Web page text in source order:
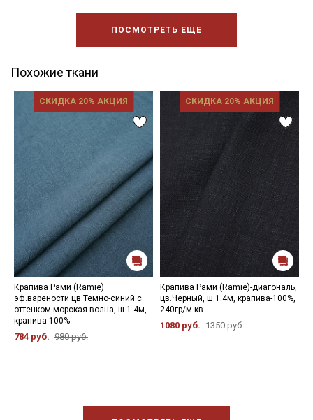
ПОСМОТРЕТЬ ЕЩЕ
Похожие ткани
СКИДКА 20% АКЦИЯ
Крапива Рами (Ramie)
эф.варености цв.Темно-синий с
оттенком морская волна, ш.1.4м,
крапива-100%
784 руб. 980 руб.
СКИДКА 20% АКЦИЯ
Крапива Рами (Ramie)-диагональ,
цв.Черный, ш.1.4м, крапива-100%,
240гр/м.кв
1080 руб. 1350 руб.